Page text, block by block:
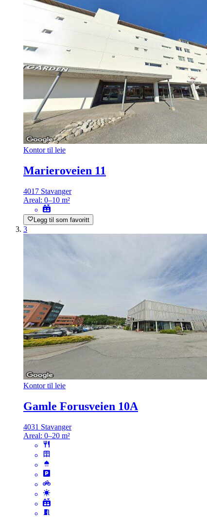
Kontor til leie
Marieroveien 11
4017 Stavanger
Areal: 0–10 m²
Legg til som favoritt
3
Kontor til leie
Gamle Forusveien 10A
4031 Stavanger
Areal: 0–20 m²